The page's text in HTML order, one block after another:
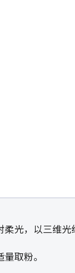
光，以三维光
取粉。